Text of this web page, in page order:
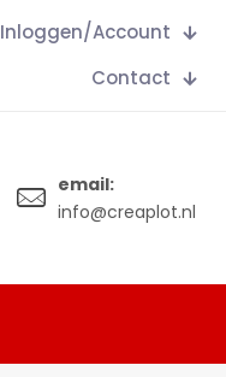
Inloggen/Account
Contact
email:
info@creaplot.nl